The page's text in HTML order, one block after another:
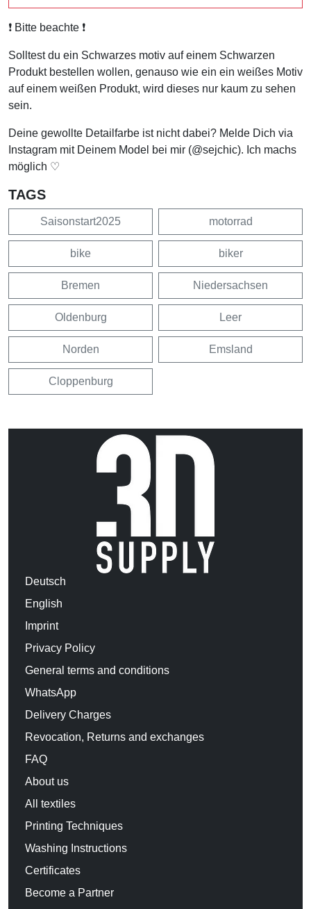
❗️ Bitte beachte ❗️
Solltest du ein Schwarzes motiv auf einem Schwarzen
Produkt bestellen wollen, genauso wie ein ein weißes Motiv
auf einem weißen Produkt, wird dieses nur kaum zu sehen
sein.
Deine gewollte Detailfarbe ist nicht dabei? Melde Dich via
Instagram mit Deinem Model bei mir (@sejchic). Ich machs
möglich ♡
TAGS
Saisonstart2025 motorrad
bike biker
Bremen Niedersachsen
Oldenburg Leer
Norden Emsland
Cloppenburg
Deutsch
English
Imprint
Privacy Policy
General terms and conditions
WhatsApp
Delivery Charges
Revocation, Returns and exchanges
FAQ
About us
All textiles
Printing Techniques
Washing Instructions
Certificates
Become a Partner